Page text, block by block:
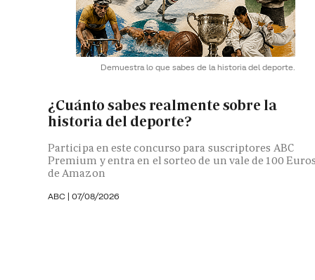
Demuestra lo que sabes de la historia del deporte.
¿Cuánto sabes realmente sobre la
historia del deporte?
Participa en este concurso para suscriptores ABC
Premium y entra en el sorteo de un vale de 100
de Amazon
ABC | 07/08/2026